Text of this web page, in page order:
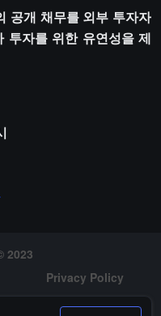
공개 채무를 외부 투자자
투자를 위한 유연성을 제
2023
Privacy Policy